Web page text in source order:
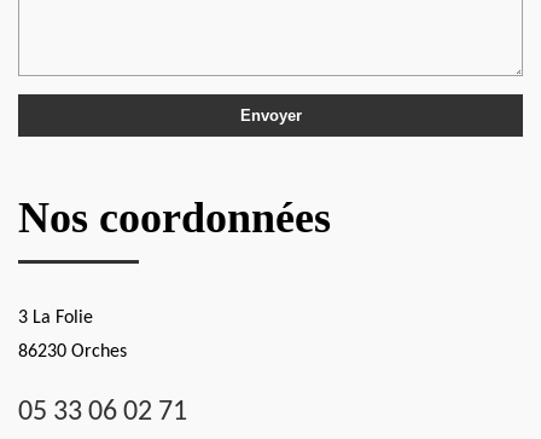
Nos coordonnées
3 La Folie
86230 Orches
05 33 06 02 71